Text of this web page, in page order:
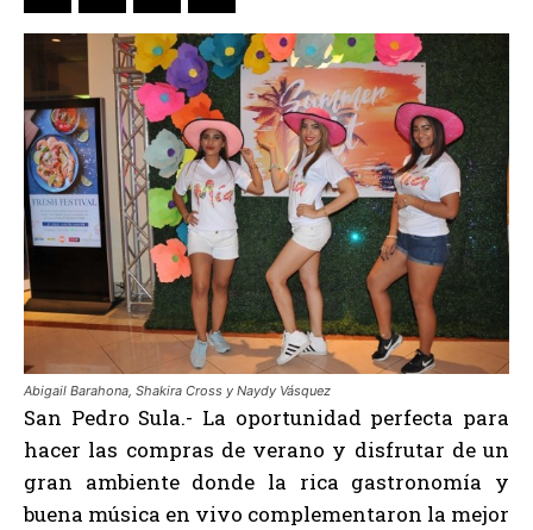
Abigail Barahona, Shakira Cross y Naydy Vásquez
San Pedro Sula.- La oportunidad perfecta para
hacer las compras de verano y disfrutar de un
gran ambiente donde la rica gastronomía y
buena música en vivo complementaron la mejor